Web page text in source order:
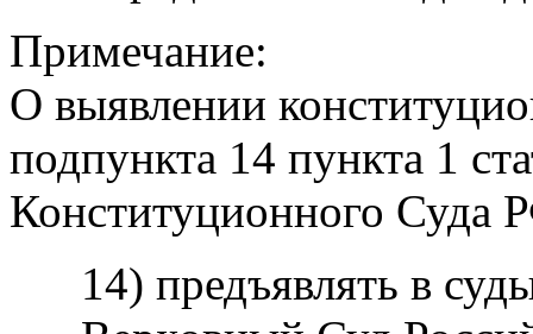
Примечание:
О выявлении
подпункта 14 пункта 1
Конституционного Суда
14) предъявлять в